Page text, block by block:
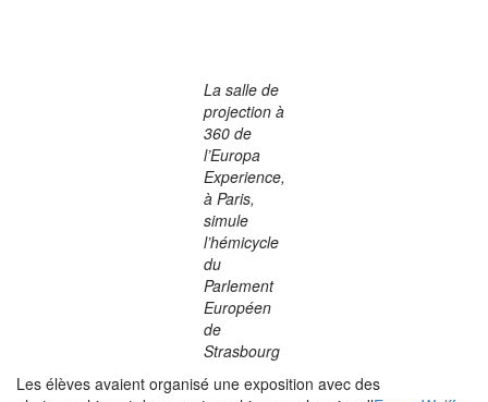
La salle de
projection à
360 de
l’Europa
Experience,
à Paris,
simule
l’hémicycle
du
Parlement
Européen
de
Strasbourg
Les élèves avaient organisé une exposition avec des